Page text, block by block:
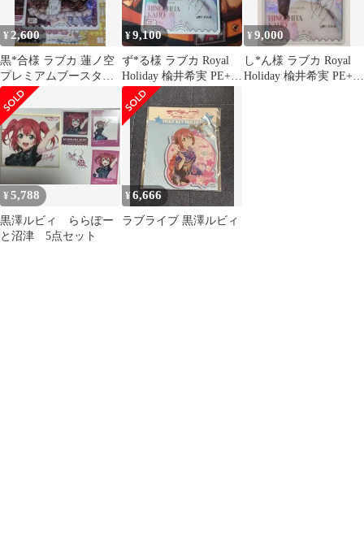
¥ 2,600
黒*合様 ラブカ 蓮ノ空
プレミアムブースター
徒町小鈴 PE+ ラブライ
ブカード
¥9,100
ず*る様 ラブカ Royal
Holiday 楡井希実 PE+
日野下花帆
¥9,000
し*ん様 ラブカ Royal
Holiday 楡井希実 PE+
¥5,788
黒澤ルビィ ららぽー
と沼津 5点セット
¥6,666
ラブライブ 黒澤ルビィ